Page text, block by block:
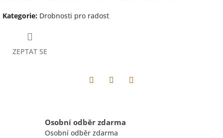
Kategorie: Drobnosti pro radost
ZEPTAT SE
Osobní odběr zdarma
Osobní odběr zdarma